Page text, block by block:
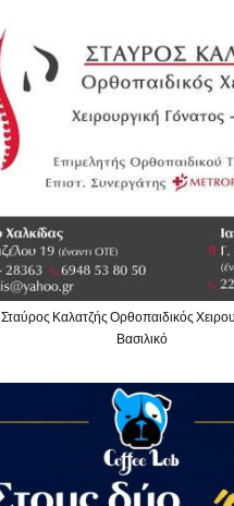
Σταύρος Καλατζής Ορθοπαιδικός
Βασιλικό